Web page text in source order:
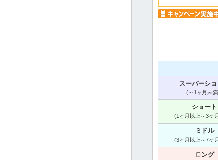
スーパーシ
(～1ヶ月未
ショート
(1ヶ月以上～3ヶ
ミドル
(3ヶ月以上～7ヶ
ロング